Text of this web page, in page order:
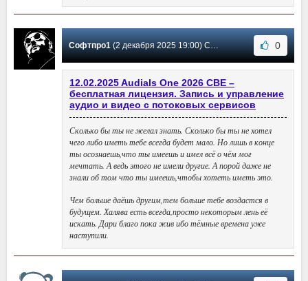
Софтпро1(2 декабря 2025 19:00) Сообщение #204 0
12.02.2025 Audials One 2026 CBE –
бесплатная лицензия. Запись и управление
аудио и видео с потоковых сервисов
Сколько бы ты не желал знать. Сколько бы ты не хотел
чего либо иметь тебе всегда будет мало. Но лишь в конце
ты осознаешь,что ты имеешь и имел всё о чём мог
мечтать. А ведь этого не имели другие. А порой даже не
знали об том что ты имеешь,чтобы хотеть иметь это.
Чем больше даёшь другим,тем больше тебе воздастся в
будущем. Халява есть всегда,просто некоторым лень её
искать. Дари благо пока жив ибо тёмные времена уже
наступили.